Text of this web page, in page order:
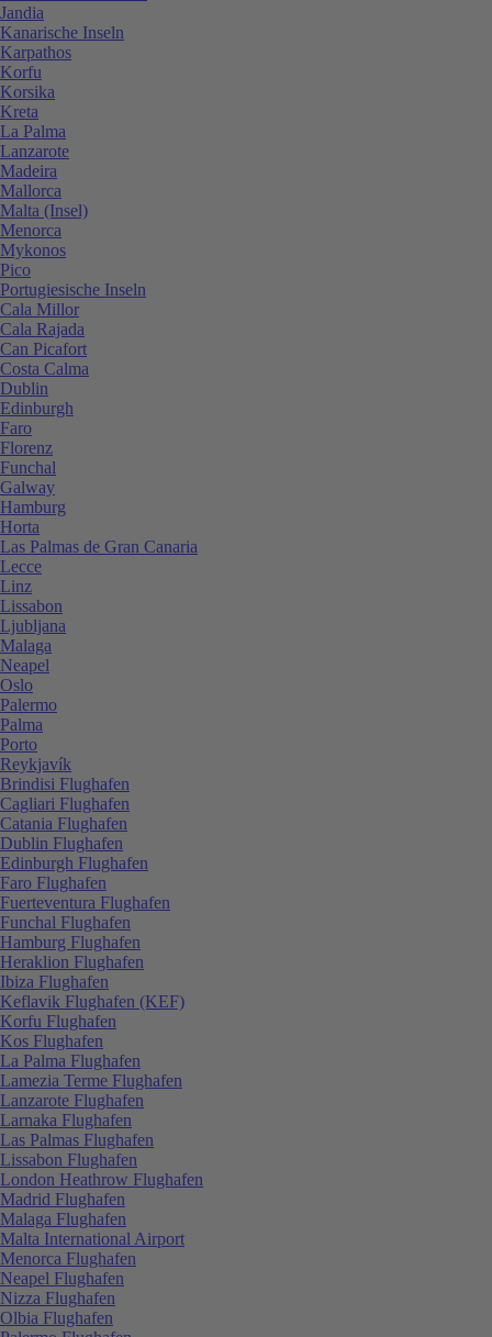
Jandia
Kanarische Inseln
Karpathos
Korfu
Korsika
Kreta
La Palma
Lanzarote
Madeira
Mallorca
Malta (Insel)
Menorca
Mykonos
Pico
Portugiesische Inseln
Cala Millor
Cala Rajada
Can Picafort
Costa Calma
Dublin
Edinburgh
Faro
Florenz
Funchal
Galway
Hamburg
Horta
Las Palmas de Gran Canaria
Lecce
Linz
Lissabon
Ljubljana
Malaga
Neapel
Oslo
Palermo
Palma
Porto
Reykjavík
Brindisi Flughafen
Cagliari Flughafen
Catania Flughafen
Dublin Flughafen
Edinburgh Flughafen
Faro Flughafen
Fuerteventura Flughafen
Funchal Flughafen
Hamburg Flughafen
Heraklion Flughafen
Ibiza Flughafen
Keflavik Flughafen (KEF)
Korfu Flughafen
Kos Flughafen
La Palma Flughafen
Lamezia Terme Flughafen
Lanzarote Flughafen
Larnaka Flughafen
Las Palmas Flughafen
Lissabon Flughafen
London Heathrow Flughafen
Madrid Flughafen
Malaga Flughafen
Malta International Airport
Menorca Flughafen
Neapel Flughafen
Nizza Flughafen
Olbia Flughafen